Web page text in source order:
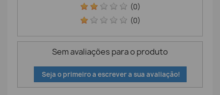
(0)
(0)
Sem avaliações para o produto
Seja o primeiro a escrever a sua avaliação!